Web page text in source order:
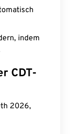
indem
CDT-
2026,